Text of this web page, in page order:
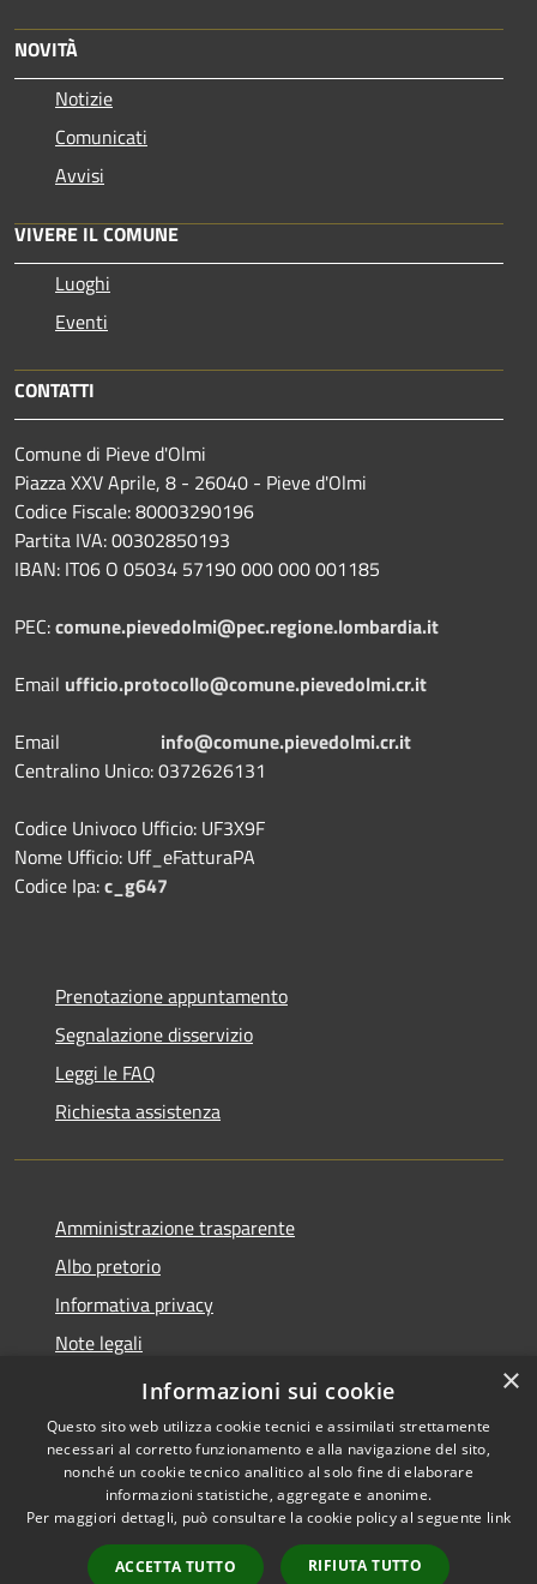
NOVITÀ
Notizie
Comunicati
Avvisi
VIVERE IL COMUNE
Luoghi
Eventi
CONTATTI
Comune di Pieve d'Olmi
Piazza XXV Aprile, 8 - 26040 - Pieve d'Olmi
Codice Fiscale: 80003290196
Partita IVA: 00302850193
IBAN: IT06 O 05034 57190 000 000 001185
PEC:comune.pievedolmi@pec.regione.lombardia.it
Email ufficio.protocollo@comune.pievedolmi.cr.it
Email info@comune.pievedolmi.cr.it
Centralino Unico: 0372626131
Codice Univoco Ufficio: UF3X9F
Nome Ufficio: Uff_eFatturaPA
Codice Ipa:c_g647
Prenotazione appuntamento
Segnalazione disservizio
Leggi le FAQ
Richiesta assistenza
Amministrazione trasparente
Albo pretorio
Informativa privacy
Note legali
Dichiarazione di accessibilità
Accessibilità
Copyright © 2026 • Comune di
Pieve d'Olmi • Powered by
Municipium•
Accesso
×
Informazioni sui cookie
Questo sito web utilizza cookie tecnici e assimilati strettamente
necessari al corretto funzionamento e alla navigazione del sito,
nonché un cookie tecnico analitico al solo fine di elaborare
informazioni statistiche, aggregate e anonime.
Per maggiori dettagli, può consultare la cookie policy al seguente link
ACCETTA TUTTO RIFIUTA TUTTO